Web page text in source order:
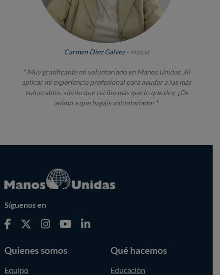
Carmen Diez Galvez - Madrid
" Muy gratificante mi voluntariado en Manos Unidas. Al
aplicar mi experiencia profesional para ayudar a los más
vulnerables, siento que recibo más que lo que doy. ¡Os
animo a que hagáis voluntariado! "
Síguenos en
Quienes somos
Equipo
Qué hacemos
Educación